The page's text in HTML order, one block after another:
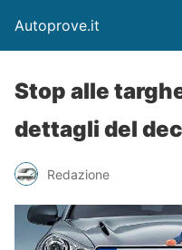
Autoprove.it
Stop alle
dettagli del
Redazione